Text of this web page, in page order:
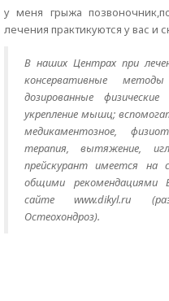
у меня грыжа
лечения практикуются у вас и
В наших Центрах при
консервативные
дозированные
укрепление мышц;
медикаментозное,
терапия, вытяжение,
прейскурант имеется
общими
сайте www.dikyl.ru
Остеохондроз).